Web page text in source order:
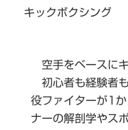
キックボクシング
空手をベースにキ
初心者も経験者
役ファイターが1
ナーの解剖学やス